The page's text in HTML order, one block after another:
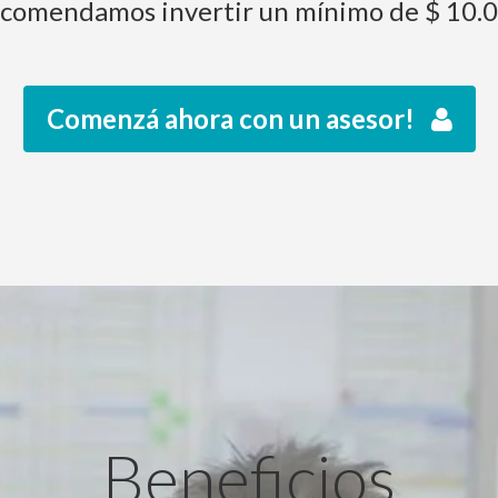
invertir un mínimo de $
Comenzá ahora con un asesor!
Beneficios